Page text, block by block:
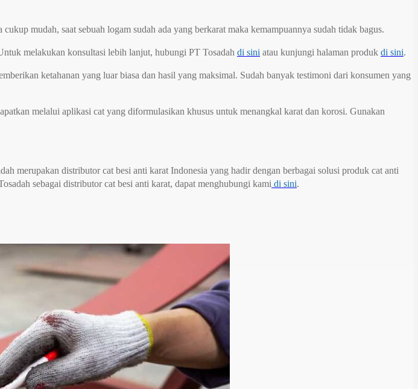
mudah, saat sebuah logam sudah ada yang berkarat maka kemampuannya sudah tidak bagus.
melakukan konsultasi lebih lanjut, hubungi PT Tosadah di sini atau kunjungi halaman produk di sini.
ketahanan yang luar biasa dan hasil yang maksimal. Sudah banyak testimoni dari konsumen yang
melalui aplikasi cat yang diformulasikan khusus untuk menangkal karat dan korosi. Gunakan
merupakan distributor cat besi anti karat Indonesia yang hadir dengan berbagai solusi produk cat anti
sebagai distributor cat besi anti karat, dapat menghubungi kami di sini.